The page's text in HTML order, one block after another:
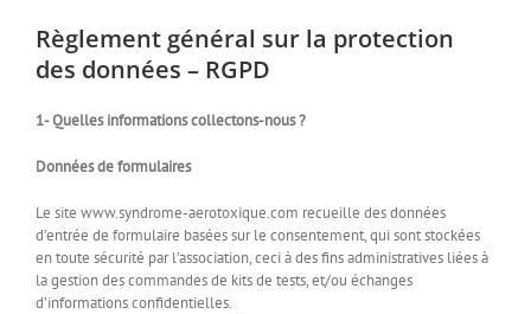
Règlement général sur la protection
des données – RGPD
1- Quelles informations collectons-nous ?
Données de formulaires
Le site www.syndrome-aerotoxique.com recueille des données
d’entrée de formulaire basées sur le consentement, qui sont stockées
en toute sécurité par l’association, ceci à des fins administratives liées à
la gestion des commandes de kits de tests, et/ou échanges
d’informations confidentielles.